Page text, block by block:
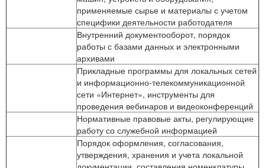
применяемые сырье и материалы с учетом
специфики деятельности работодателя
Внутренний документооборот, порядок
работы с базами данных и электронными
архивами
Прикладные программы для локальных сетей
и информационно-телекоммуникационной
сети «Интернет», инструменты для
проведения вебинаров и видеоконференций
Нормативные правовые акты, регулирующие
работу со служебной информацией
Порядок оформления, согласования,
утверждения, хранения и учета локальной